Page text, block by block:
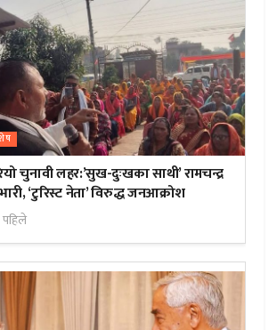
चुनावी लहर:’सुख-दुःखका साथी’ रामचन्द्र
‘टुरिस्ट नेता’ विरुद्ध जनआक्रोश